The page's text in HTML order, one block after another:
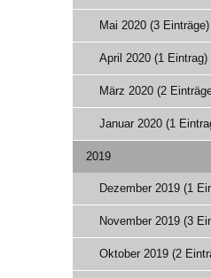
Mai 2020 (3 Einträge)
April 2020 (1 Eintrag)
März 2020 (2
Januar 2020 (1
2019
Dezember 2019 (1
November 2019 (3
Oktober 2019 (2